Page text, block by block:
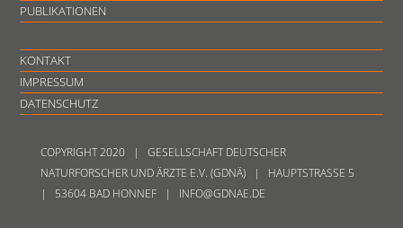
PUBLIKATIONEN
KONTAKT
IMPRESSUM
DATENSCHUTZ
COPYRIGHT 2020 | GESELLSCHAFT DEUTSCHER
NATURFORSCHER UND ÄRZTE E.V. (GDNÄ) | HAUPTSTRASSE 5
| 53604 BAD HONNEF | INFO@GDNAE.DE